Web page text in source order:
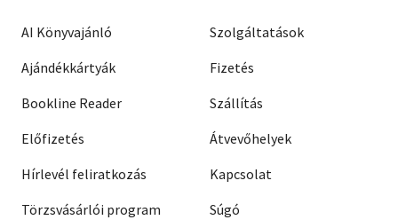
AI Könyvajánló
Ajándékkártyák
Bookline Reader
Előfizetés
Hírlevél feliratkozás
Törzsvásárlói program
Szolgáltatások
Fizetés
Szállítás
Átvevőhelyek
Kapcsolat
Súgó